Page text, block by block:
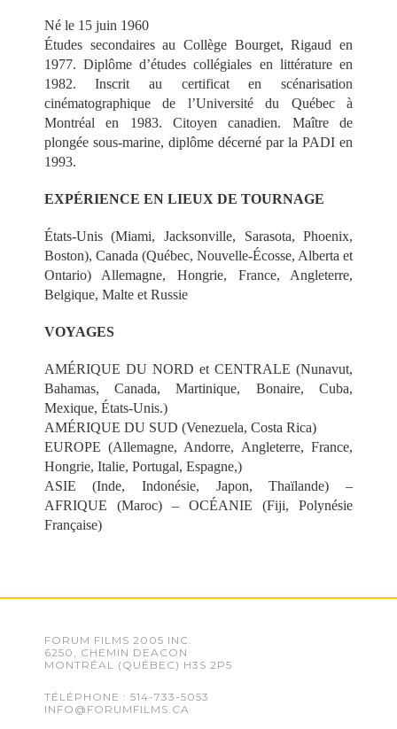
Né le 15 juin 1960
Études secondaires au Collège Bourget, Rigaud en
1977. Diplôme d’études collégiales en littérature en
1982. Inscrit au certificat en scénarisation
cinématographique de l’Université du Québec à
Montréal en 1983. Citoyen canadien. Maître de
plongée sous-marine, diplôme décerné par la PADI en
1993.
EXPÉRIENCE EN LIEUX DE TOURNAGE
États-Unis (Miami, Jacksonville, Sarasota, Phoenix,
Boston), Canada (Québec, Nouvelle-Écosse, Alberta et
Ontario) Allemagne, Hongrie, France, Angleterre,
Belgique, Malte et Russie
VOYAGES
AMÉRIQUE DU NORD et CENTRALE (Nunavut,
Bahamas, Canada, Martinique, Bonaire, Cuba,
Mexique, États-Unis.)
AMÉRIQUE DU SUD (Venezuela, Costa Rica)
EUROPE (Allemagne, Andorre, Angleterre, France,
Hongrie, Italie, Portugal, Espagne,)
ASIE (Inde, Indonésie, Japon, Thaïlande) –
AFRIQUE (Maroc) – OCÉANIE (Fiji, Polynésie
Française)
FORUM FILMS 2005 INC.
6250, CHEMIN DEACON
MONTRÉAL (QUÉBEC) H3S 2P5
TÉLÉPHONE : 514-733-5053
INFO@FORUMFILMS.CA